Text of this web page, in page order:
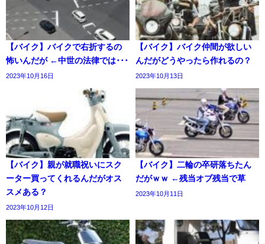
【バイク】バイクで右折するの
怖いんだが ←中世の法律では･･･
2023年10月16日
【バイク】バイク仲間が欲しい
んだがどうやったら作れるの？
2023年10月13日
【バイク】親が就職祝いにスク
ーター買ってくれるんだがオス
スメある？
2023年10月12日
【バイク】二輪の卒研落ちたん
だがｗｗ ←残当オブ残当で草
2023年10月11日